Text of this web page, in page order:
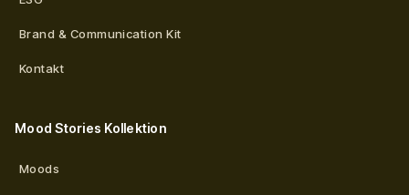
Brand & Communication Kit
Kontakt
Mood Stories Kollektion
Moods